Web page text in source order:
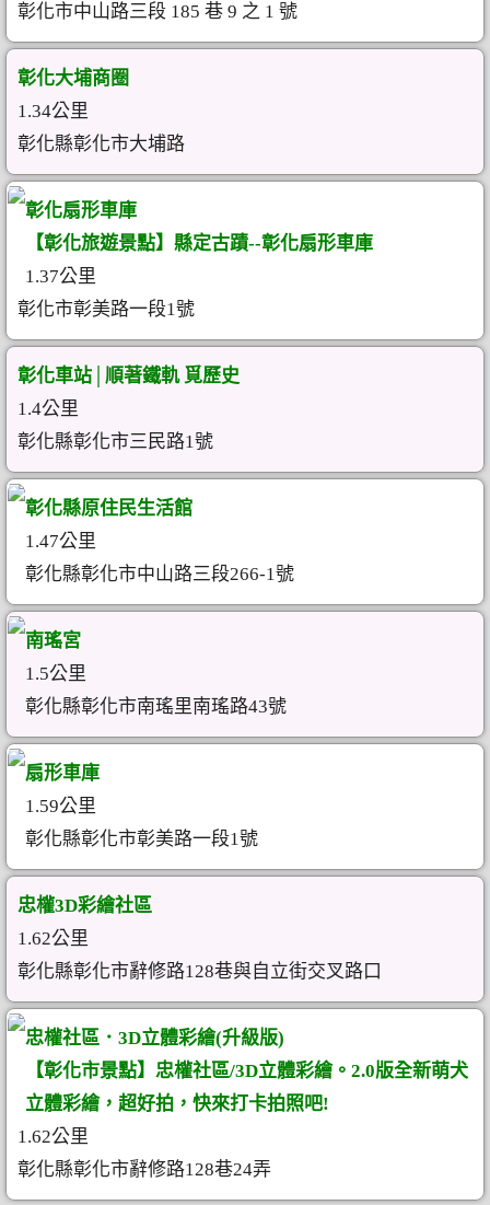
彰化市中山路三段 185 巷 9 之 1 號
彰化大埔商圈
1.34公里
彰化縣彰化市大埔路
彰化扇形車庫
【彰化旅遊景點】縣定古蹟--彰化扇形車庫
1.37公里
彰化市彰美路一段1號
彰化車站│順著鐵軌 覓歷史
1.4公里
彰化縣彰化市三民路1號
彰化縣原住民生活館
1.47公里
彰化縣彰化市中山路三段266-1號
南瑤宮
1.5公里
彰化縣彰化市南瑤里南瑤路43號
扇形車庫
1.59公里
彰化縣彰化市彰美路一段1號
忠權3D彩繪社區
1.62公里
彰化縣彰化市辭修路128巷與自立街交叉路口
忠權社區．3D立體彩繪(升級版)
【彰化市景點】忠權社區/3D立體彩繪。2.0版全新萌犬
立體彩繪，超好拍，快來打卡拍照吧!
1.62公里
彰化縣彰化市辭修路128巷24弄